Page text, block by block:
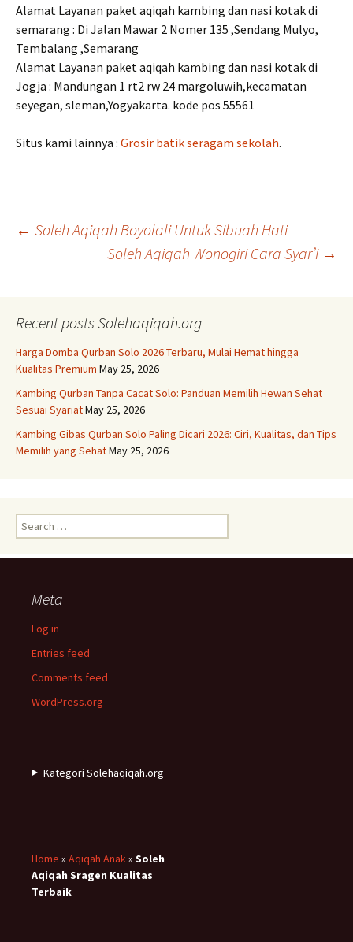
Alamat Layanan paket aqiqah kambing dan nasi kotak di
semarang : Di Jalan Mawar 2 Nomer 135 ,Sendang Mulyo,
Tembalang ,Semarang
Alamat Layanan paket aqiqah kambing dan nasi kotak di
Jogja : Mandungan 1 rt2 rw 24 margoluwih,kecamatan
seyegan, sleman,Yogyakarta. kode pos 55561
Situs kami lainnya : Grosir batik seragam sekolah.
Post
← Soleh Aqiqah Boyolali Untuk Sibuah Hati
Soleh Aqiqah Wonogiri Cara Syar’i →
Recent posts Solehaqiqah.org
Harga Domba Qurban Solo 2026 Terbaru, Mulai Hemat hingga
Kualitas Premium May 25, 2026
Kambing Qurban Tanpa Cacat Solo: Panduan Memilih Hewan Sehat
Sesuai SyariatMay 25, 2026
Kambing Gibas Qurban Solo Paling Dicari 2026: Ciri, Kualitas, dan Tips
Memilih yang SehatMay 25, 2026
Search
for:
Meta
Log in
Entries feed
Comments feed
WordPress.org
Kategori Solehaqiqah.org
Home » Aqiqah Anak » Soleh
Aqiqah Sragen Kualitas
Terbaik